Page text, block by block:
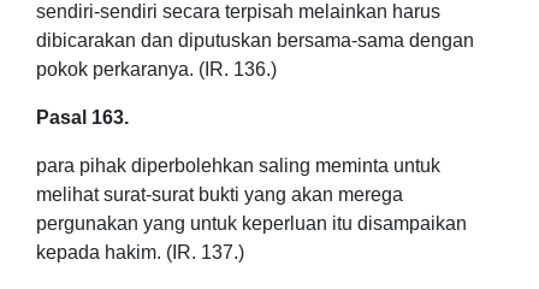
sendiri-sendiri secara terpisah melainkan harus
dibicarakan dan diputuskan bersama-sama dengan
pokok perkaranya. (IR. 136.)
Pasal 163.
para pihak diperbolehkan saling meminta untuk
melihat surat-surat bukti yang akan merega
pergunakan yang untuk keperluan itu disampaikan
kepada hakim. (IR. 137.)